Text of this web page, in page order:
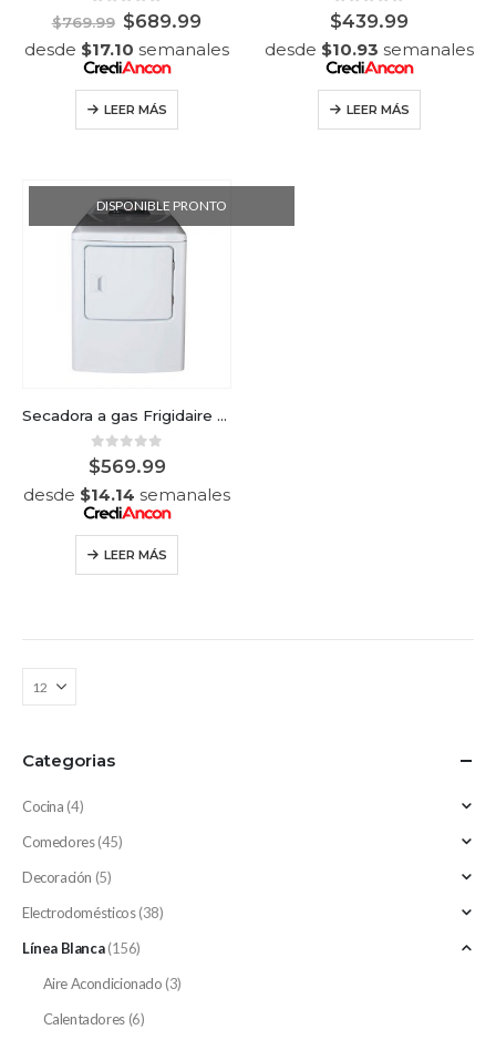
out of 5
$769.99 $689.99
desde $17.10 semanales
LEER MÁS
0 out of 5
$439.99
desde $10.93 semanales
LEER MÁS
DISPONIBLE PRONTO
Secadora a gas Frigidaire color blanco
0out of 5
$569.99
desde $14.14 semanales
LEER MÁS
Categorias
Cocina (4)
Comedores (45)
Decoración (5)
Electrodomésticos (38)
Línea Blanca (156)
Aire Acondicionado (3)
Calentadores (6)